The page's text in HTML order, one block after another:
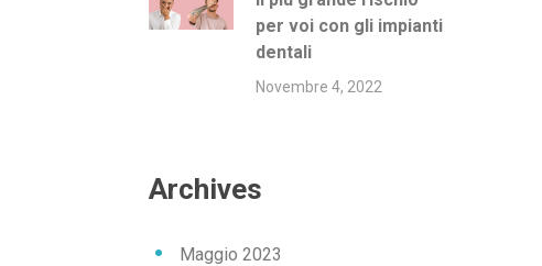
per voi con gli impianti
dentali
Novembre 4, 2022
Archives
Maggio 2023